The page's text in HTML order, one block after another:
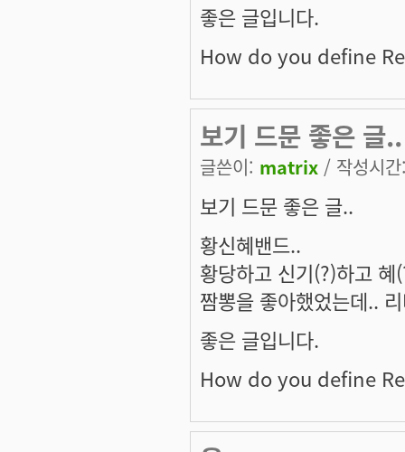
좋은 글입니다.
How do you define
보기 드문 좋은 글..
글쓴이: matrix / 작성시
보기 드문 좋은 글..
황신혜밴드..
황당하고 신기(?)하고
짬뽕을 좋아했었는데..
좋은 글입니다.
How do you define